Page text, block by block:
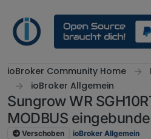
ioBroker Community Home
ioBroker Allgemein
Sungrow WR
MODBUS
Verschoben
ioBroker Allgemein